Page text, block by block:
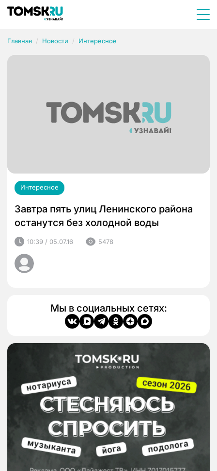
Главная Новости Интересное
Интересное
Завтра пять улиц Ленинского района
останутся без холодной воды
10:39 / 05.07.16 5478
Мы в социальных сетях: